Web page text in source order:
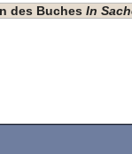
des Buches In